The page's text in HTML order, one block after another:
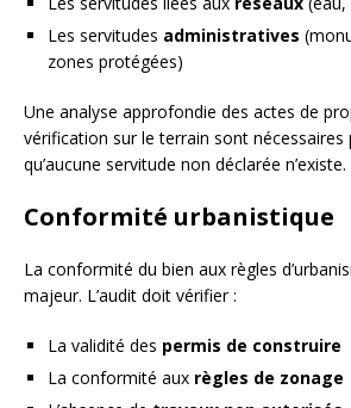
Les servitudes administratives
zones protégées)
Une analyse approfondie des actes de
vérification sur le terrain sont nécessaires
qu’aucune servitude non déclarée n’existe.
Conformité urbanistique
La conformité du bien aux règles
majeur. L’audit doit vérifier :
La validité des permis de construire
La conformité aux règles de zonage